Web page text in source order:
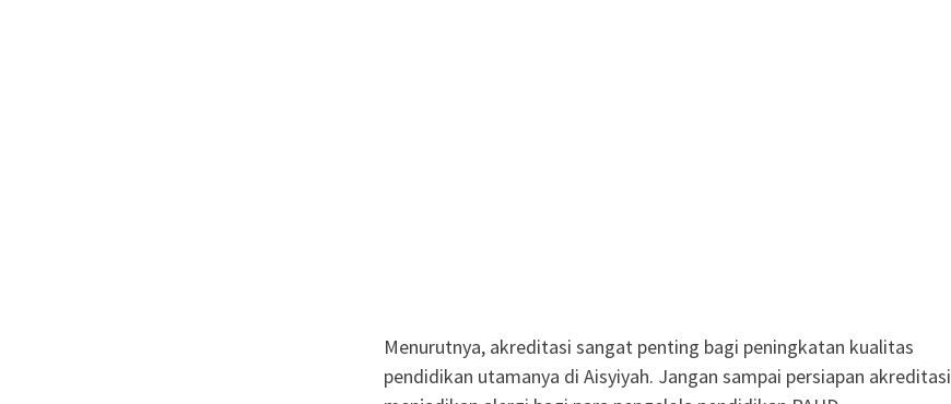
Menurutnya, akreditasi sangat penting bagi peningkatan kualitas
pendidikan utamanya di Aisyiyah. Jangan sampai persiapan akreditasi